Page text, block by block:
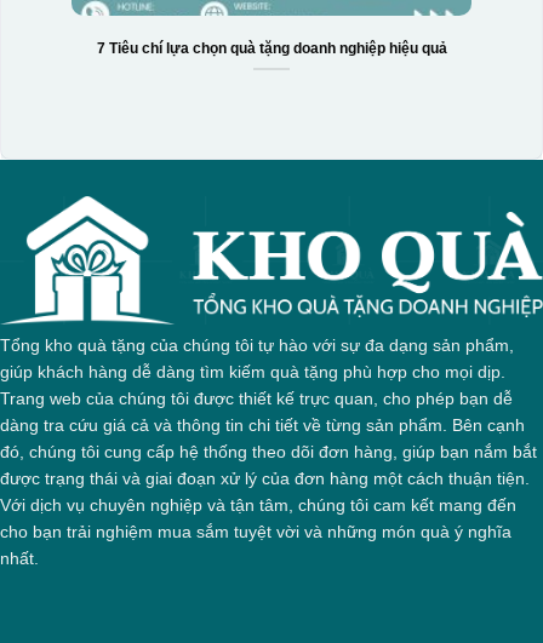
7 Tiêu chí lựa chọn quà tặng doanh nghiệp hiệu quả
Tổng kho quà tặng của chúng tôi tự hào với sự đa dạng sản phẩm,
giúp khách hàng dễ dàng tìm kiếm quà tặng phù hợp cho mọi dịp.
Trang web của chúng tôi được thiết kế trực quan, cho phép bạn dễ
dàng tra cứu giá cả và thông tin chi tiết về từng sản phẩm. Bên cạnh
đó, chúng tôi cung cấp hệ thống theo dõi đơn hàng, giúp bạn nắm bắt
được trạng thái và giai đoạn xử lý của đơn hàng một cách thuận tiện.
Với dịch vụ chuyên nghiệp và tận tâm, chúng tôi cam kết mang đến
cho bạn trải nghiệm mua sắm tuyệt vời và những món quà ý nghĩa
nhất.